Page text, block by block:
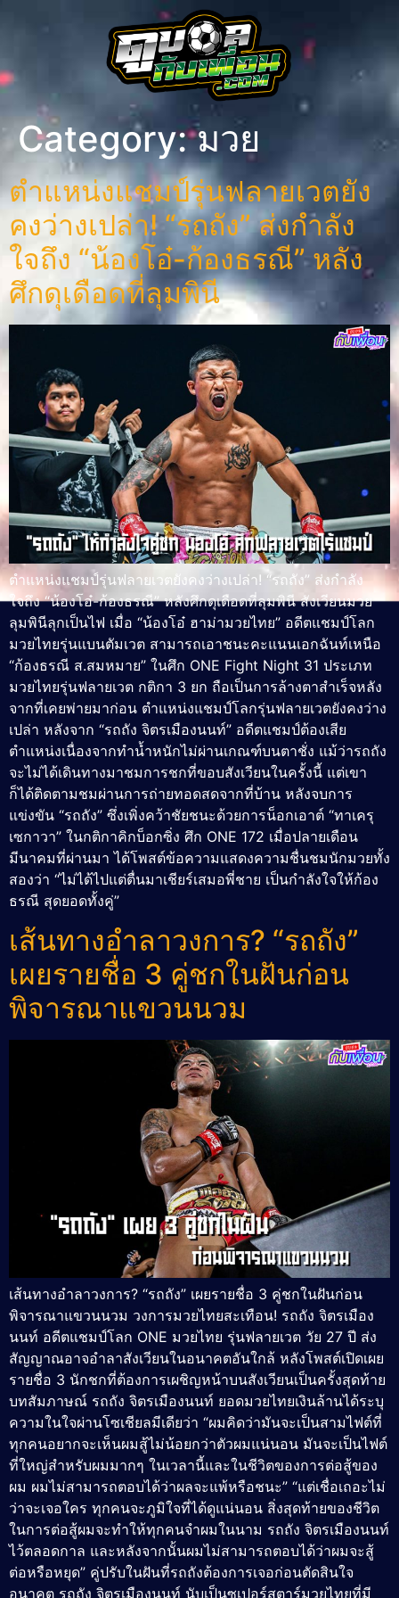
Category:มวย
ตำแหน่งแชมป์รุ่นฟลายเวตยัง
คงว่างเปล่า! “รถถัง” ส่งกำลัง
ใจถึง “น้องโอ๋-ก้องธรณี” หลัง
ศึกดุเดือดที่ลุมพินี
ตำแหน่งแชมป์รุ่นฟลายเวตยังคงว่างเปล่า! “รถถัง” ส่งกำลัง
ใจถึง “น้องโอ๋-ก้องธรณี” หลังศึกดุเดือดที่ลุมพินี สังเวียนมวย
ลุมพินีลุกเป็นไฟ เมื่อ “น้องโอ๋ ฮาม่ามวยไทย” อดีตแชมป์โลก
มวยไทยรุ่นแบนตัมเวต สามารถเอาชนะคะแนนเอกฉันท์เหนือ
“ก้องธรณี ส.สมหมาย” ในศึก ONE Fight Night 31 ประเภท
มวยไทยรุ่นฟลายเวต กติกา 3 ยก ถือเป็นการล้างตาสำเร็จหลัง
จากที่เคยพ่ายมาก่อน ตำแหน่งแชมป์โลกรุ่นฟลายเวตยังคงว่าง
เปล่า หลังจาก “รถถัง จิตรเมืองนนท์” อดีตแชมป์ต้องเสีย
ตำแหน่งเนื่องจากทำน้ำหนักไม่ผ่านเกณฑ์บนตาชั่ง แม้ว่ารถถัง
จะไม่ได้เดินทางมาชมการชกที่ขอบสังเวียนในครั้งนี้ แต่เขา
ก็ได้ติดตามชมผ่านการถ่ายทอดสดจากที่บ้าน หลังจบการ
แข่งขัน “รถถัง” ซึ่งเพิ่งคว้าชัยชนะด้วยการน็อกเอาต์ “ทาเครุ
เซกาวา” ในกติกาคิกบ็อกซิ่ง ศึก ONE 172 เมื่อปลายเดือน
มีนาคมที่ผ่านมา ได้โพสต์ข้อความแสดงความชื่นชมนักมวยทั้ง
สองว่า “ไม่ได้ไปแต่ตื่นมาเชียร์เสมอพี่ชาย เป็นกำลังใจให้ก้อง
ธรณี สุดยอดทั้งคู่”
เส้นทางอำลาวงการ? “รถถัง”
เผยรายชื่อ 3 คู่ชกในฝันก่อน
พิจารณาแขวนนวม
เส้นทางอำลาวงการ? “รถถัง” เผยรายชื่อ 3 คู่ชกในฝันก่อน
พิจารณาแขวนนวม วงการมวยไทยสะเทือน! รถถัง จิตรเมือง
นนท์ อดีตแชมป์โลก ONE มวยไทย รุ่นฟลายเวต วัย 27 ปี ส่ง
สัญญาณอาจอำลาสังเวียนในอนาคตอันใกล้ หลังโพสต์เปิดเผย
รายชื่อ 3 นักชกที่ต้องการเผชิญหน้าบนสังเวียนเป็นครั้งสุดท้าย
บทสัมภาษณ์ รถถัง จิตรเมืองนนท์ ยอดมวยไทยเงินล้านได้ระบุ
ความในใจผ่านโซเชียลมีเดียว่า “ผมคิดว่ามันจะเป็นสามไฟต์ที่
ทุกคนอยากจะเห็นผมสู้ไม่น้อยกว่าตัวผมแน่นอน มันจะเป็นไฟต์
ที่ใหญ่สำหรับผมมากๆ ในเวลานี้และในชีวิตของการต่อสู้ของ
ผม ผมไม่สามารถตอบได้ว่าผลจะแพ้หรือชนะ” “แต่เชื่อเถอะไม่
ว่าจะเจอใคร ทุกคนจะภูมิใจที่ได้ดูแน่นอน สิ่งสุดท้ายของชีวิต
ในการต่อสู้ผมจะทำให้ทุกคนจำผมในนาม รถถัง จิตรเมืองนนท์
ไว้ตลอดกาล และหลังจากนั้นผมไม่สามารถตอบได้ว่าผมจะสู้
ต่อหรือหยุด” คู่ปรับในฝันที่รถถังต้องการเจอก่อนตัดสินใจ
อนาคต รถถัง จิตรเมืองนนท์ นับเป็นซูเปอร์สตาร์มวยไทยที่มี